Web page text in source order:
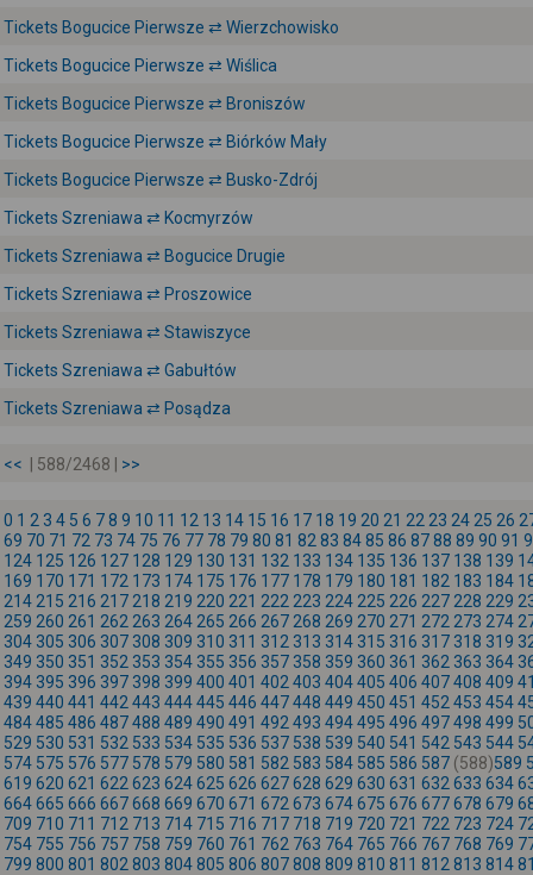
Tickets Bogucice Pierwsze ⇄ Wierzchowisko
Tickets Bogucice Pierwsze ⇄ Wiślica
Tickets Bogucice Pierwsze ⇄ Broniszów
Tickets Bogucice Pierwsze ⇄ Biórków Mały
Tickets Bogucice Pierwsze ⇄ Busko-Zdrój
Tickets Szreniawa ⇄ Kocmyrzów
Tickets Szreniawa ⇄ Bogucice Drugie
Tickets Szreniawa ⇄ Proszowice
Tickets Szreniawa ⇄ Stawiszyce
Tickets Szreniawa ⇄ Gabułtów
Tickets Szreniawa ⇄ Posądza
<< | 588/2468 | >>
0 1 2 3 4 5 6 78 9 10 11 12 13 14 15 16 17 18 19 20 21 22 23 24 25 26
69 70 71 72 73 74 75 76 77 78 79 80 81 82 83 8485 86 8788 89 90 91
124 125 126 127 128 129 130 131 132 133 134 135 136 137 138 139
169 170 171 172 173 174 175 176 177 178 179 180 181 182 183 184
214 215 216 217 218 219 220 221 222 223 224 225 226 227 228 229
259 260 261 262 263 264 265 266 267 268 269 270 271 272 273 274
304 305 306 307 308 309 310 311 312 313 314 315 316 317 318 319
349 350 351 352 353 354 355 356 357 358 359 360 361 362 363 364
394 395 396 397 398 399 400 401 402 403 404405 406 407408 409
439 440 441 442 443 444445 446 447448 449 450 451 452 453 454
484485 486 487488 489 490 491 492 493 494495 496 497498 499
529 530 531 532 533 534 535 536 537 538 539 540 541 542 543 544
574 575 576 577 578 579 580 581 582 583 584 585 586 587 (588)589
619 620 621 622 623 624625 626 627628 629 630 631 632 633 634
664665 666 667668 669 670 671 672 673 674675 676 677678 679
709 710 711 712 713 714 715 716 717 718 719 720 721 722 723 724
754 755 756 757 758 759 760 761 762 763 764 765 766 767 768 769
799 800 801 802 803 804805 806 807808 809 810 811 812 813 814